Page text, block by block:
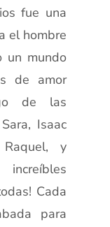
fue una
el hombre
un mundo
de amor
de las
Isaac
y
Cada
para